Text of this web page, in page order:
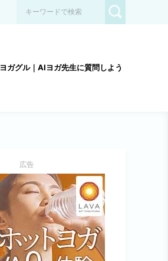
ヨガグル｜AIヨガ先生に質問しよう
広告